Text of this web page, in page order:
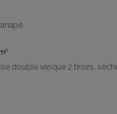
²
double vasque 2 tiroirs,